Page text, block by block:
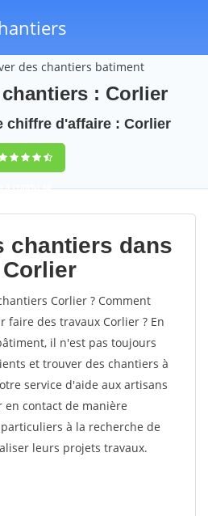
des chantiers batiment
: Corlier
chiffre d'affaire : Corlier
(100%)40
votes
chantiers dans
Corlier ? Comment
faire des travaux Corlier ? En
il n'est pas toujours
et trouver des chantiers à
service d'aide aux artisans
contact de manière
à la recherche de
leurs projets travaux.